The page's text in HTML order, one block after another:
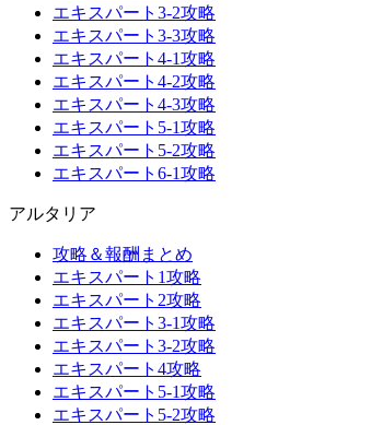
エキスパート3-2攻略
エキスパート3-3攻略
エキスパート4-1攻略
エキスパート4-2攻略
エキスパート4-3攻略
エキスパート5-1攻略
エキスパート5-2攻略
エキスパート6-1攻略
アルタリア
攻略＆報酬まとめ
エキスパート1攻略
エキスパート2攻略
エキスパート3-1攻略
エキスパート3-2攻略
エキスパート4攻略
エキスパート5-1攻略
エキスパート5-2攻略